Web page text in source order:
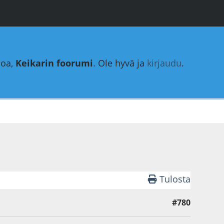
Keikarin foorumi. Ole hyvä ja kirjaudu.
Tulosta
#780